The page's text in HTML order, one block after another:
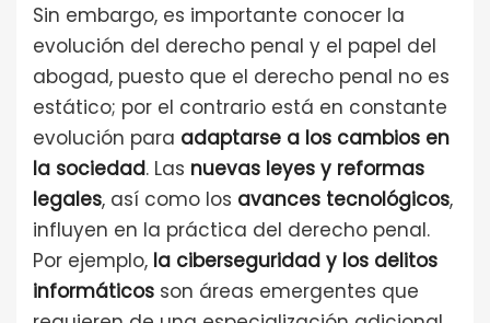
Sin embargo, es importante conocer la
evolución del derecho penal y el papel del
abogad, puesto que el derecho penal no es
estático; por el contrario está en constante
evolución para adaptarse a los cambios en
la sociedad. Las nuevas leyes y reformas
legales, así como los avances tecnológicos,
influyen en la práctica del derecho penal.
Por ejemplo, la ciberseguridad y los delitos
informáticos son áreas emergentes que